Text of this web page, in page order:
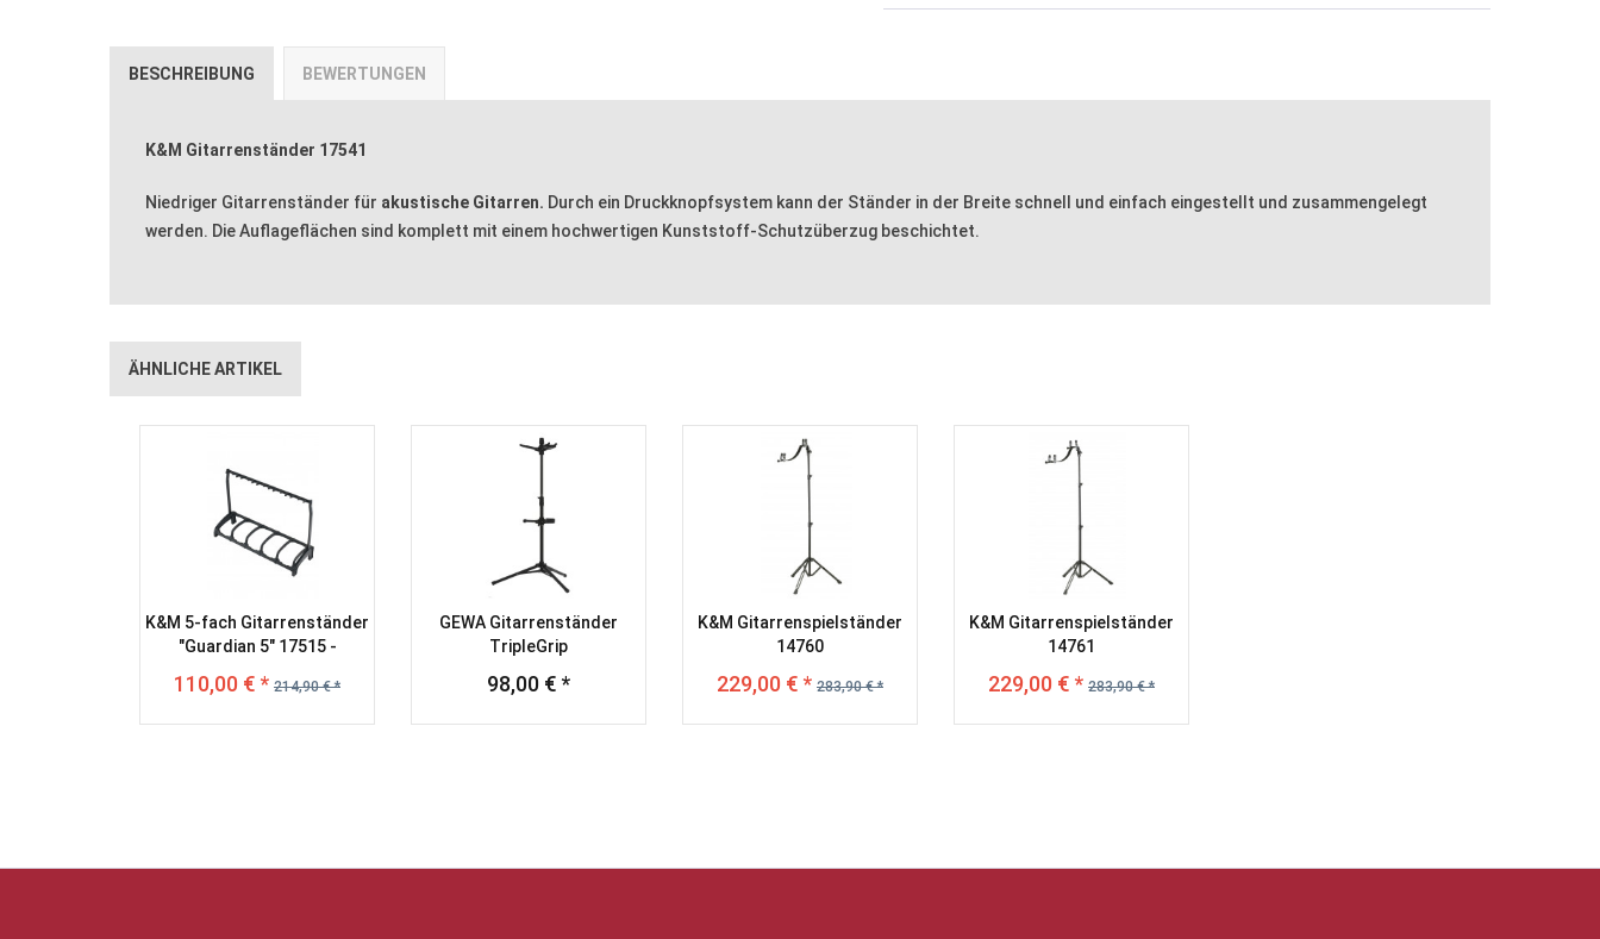
BESCHREIBUNG BEWERTUNGEN
K&M Gitarrenständer 17541
Niedriger Gitarrenständer für akustische Gitarren. Durch ein Druckknopfsystem kann der Ständer in der Breite schnell und einfach eingestellt und zusammengelegt
werden. Die Auflageflächen sind komplett mit einem hochwertigen Kunststoff-Schutzüberzug beschichtet.
ÄHNLICHE ARTIKEL
K&M 5-fach Gitarrenständer
"Guardian 5" 17515 -
110,00 € * 214,90 € *
GEWA Gitarrenständer
TripleGrip
98,00 € *
K&M Gitarrenspielständer
14760
229,00 € * 283,90 € *
K&M Gitarrenspielständer
14761
229,00 € * 283,90 € *